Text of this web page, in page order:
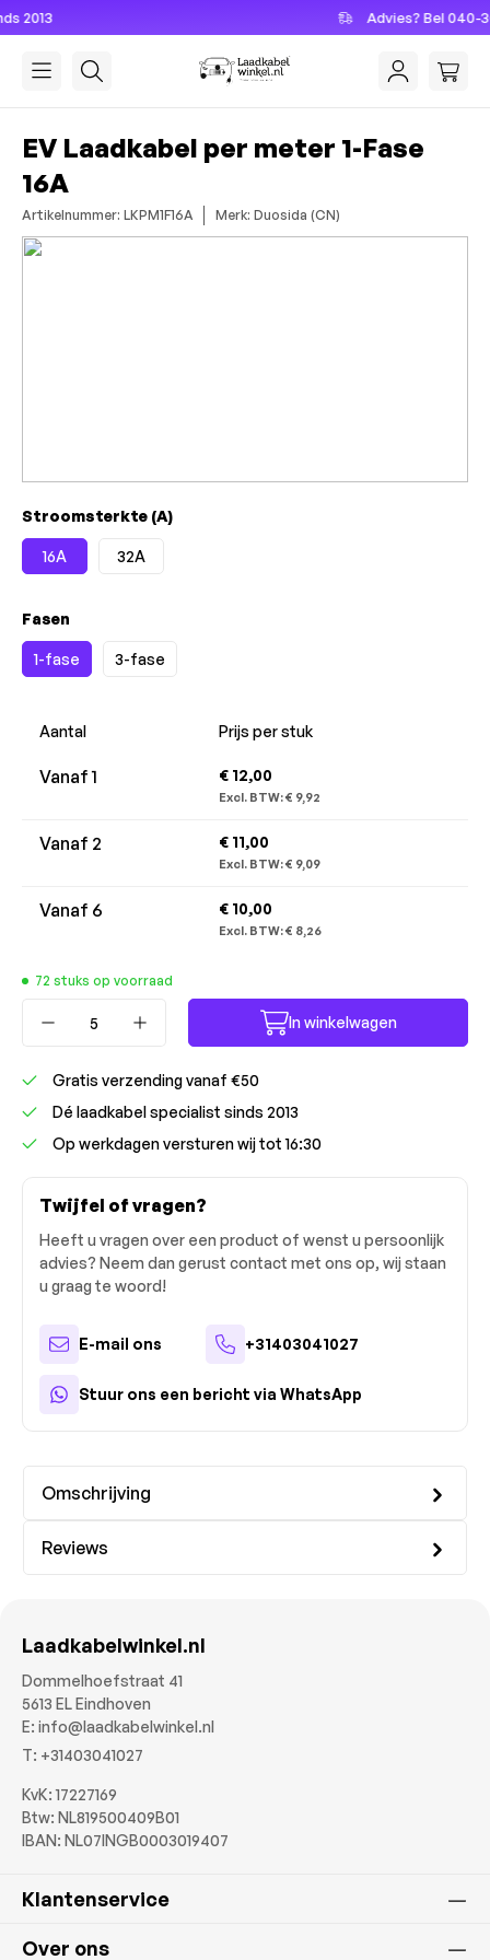
Advies? Bel 040-3041027
EV Laadkabel per meter 1-Fase
16A
Artikelnummer: LKPM1F16A Merk: Duosida (CN)
Afbeeldingengalerij overslaan
Selecteer
Stroomsterkte (A)
16A 32A
Selecteer
Fasen
1-fase 3-fase
Aantal Prijs per stuk
Vanaf1 € 12,00
Excl. BTW:€ 9,92
Vanaf 2 € 11,00
Excl. BTW:€ 9,09
Vanaf 6 € 10,00
Excl. BTW:€ 8,26
72 stuks op voorraad
Producthoeveelheid: Voer de
In winkelwagen
Gratis verzending vanaf €50
Dé laadkabel specialist sinds 2013
Op werkdagen versturen wij tot 16:30
Twijfel of vragen?
Heeft u vragen over een product of wenst u persoonlijk
advies? Neem dan gerust contact met ons op, wij staan
u graag te woord!
E-mail ons +31403041027
Stuur ons een bericht via WhatsApp
Omschrijving
Reviews
Laadkabelwinkel.nl
Dommelhoefstraat 41
5613 EL Eindhoven
E: info@laadkabelwinkel.nl
T: +31403041027
KvK: 17227169
Btw: NL819500409B01
IBAN: NL07INGB0003019407
Klantenservice
Over ons